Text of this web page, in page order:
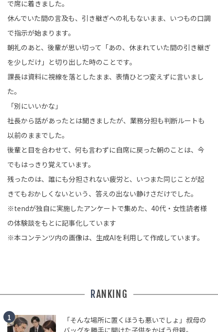
で席に着きました。
休んでいた間の言及も、引き継ぎへの礼もないまま、いつもの口調
で指示が始まります。
朝礼のあと、後輩が思い切って「あの、休まれていた間の引き継ぎ
を少しだけ」と切り出した時のことです。
課長は資料に視線を落としたまま、表情ひとつ変えずに言いまし
た。
「別にいいかな」
社長から話があったとは聞きましたが、業務分担も判断ルートも
以前のままでした。
後輩と目を合わせて、何も言わずに自席に戻った朝のことは、今
でもはっきり覚えています。
残ったのは、誰にも分担されない疲労と、いつまた同じことが起
きてもおかしくないという、答えの出ない静けさだけでした。
※tendが独自に実施したアンケートで集めた、40代・女性読者様
の体験談をもとに記事化しています
※本コンテンツ内の画像は、生成AIを利用して作成しています。
RANKING
「そんな場所に置くほうも悪いでしょ」叔母の
バッグを勝手に開けた子供をかばう母親。...